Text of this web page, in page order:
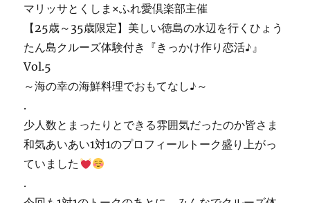
マリッサとくしま×ふれ愛倶楽部主催
【25歳～35歳限定】美しい徳島の水辺を行くひょう
たん島クルーズ体験付き『きっかけ作り恋活♪』
Vol.5
～海の幸の海鮮料理でおもてなし♪～
.
少人数とまったりとできる雰囲気だったのか皆さま
和気あいあい1対1のプロフィールトーク盛り上がっ
ていました
.